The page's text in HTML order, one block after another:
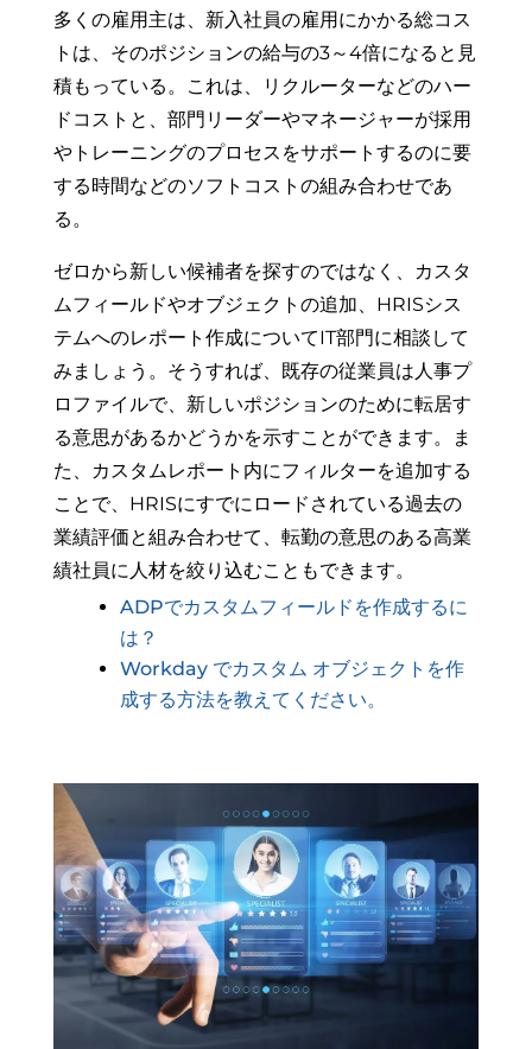
多くの雇用主は、新入社員の雇用にかかる総コス
トは、そのポジションの給与の3～4倍になると見
積もっている。これは、リクルーターなどのハー
ドコストと、部門リーダーやマネージャーが採用
やトレーニングのプロセスをサポートするのに要
する時間などのソフトコストの組み合わせであ
る。
ゼロから新しい候補者を探すのではなく、カスタ
ムフィールドやオブジェクトの追加、HRISシス
テムへのレポート作成についてIT部門に相談して
みましょう。そうすれば、既存の従業員は人事プ
ロファイルで、新しいポジションのために転居す
る意思があるかどうかを示すことができます。ま
た、カスタムレポート内にフィルターを追加する
ことで、HRISにすでにロードされている過去の
業績評価と組み合わせて、転勤の意思のある高業
績社員に人材を絞り込むこともできます。
ADPでカスタムフィールドを作成するに
は？
Workday でカスタム オブジェクトを作
成する方法を教えてください。